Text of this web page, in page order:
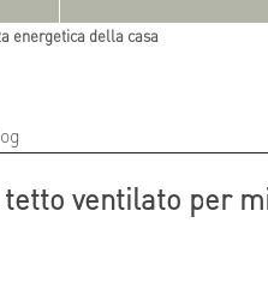
energetica della casa
ventilato per